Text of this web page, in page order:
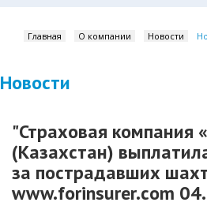
Главная О компании Новости
Новости
"Страховая компания
(Казахстан)
за пострадавших
www.forinsurer.com